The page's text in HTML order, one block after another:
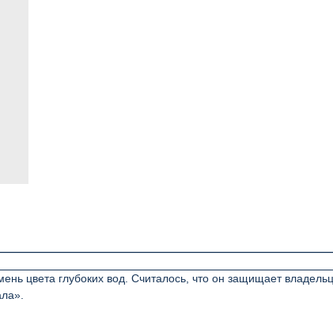
цвета глубоких вод. Считалось, что он защищает